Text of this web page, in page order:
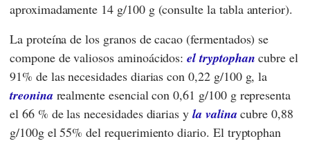
aproximadamente 14 g/100 g (consulte la tabla anterior).
La proteína de los granos de cacao (fermentados) se
compone de valiosos aminoácidos:el tryptophan cubre el
91% de las necesidades diarias con 0,22 g/100 g, la
treonina realmente esencial con 0,61 g/100 g representa
el 66 % de las necesidades diarias yla valina cubre 0,88
g/100g el 55% del requerimiento diario. El tryptophan